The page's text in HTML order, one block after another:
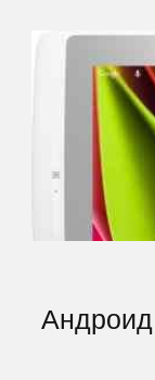
Motorola
MyPhone
Newman